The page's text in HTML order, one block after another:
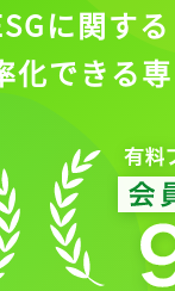
に関する
化できる